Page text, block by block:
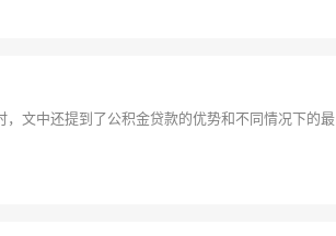
文中还提到了公积金贷款的优势和不同情况下的最